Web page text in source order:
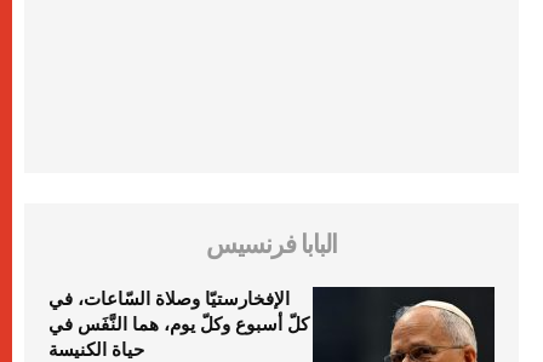
البابا فرنسيس
الإفخارستيّا وصلاة السّاعات، في
كلّ أسبوع وكلّ يوم، هما النَّفَس في
حياة الكنيسة